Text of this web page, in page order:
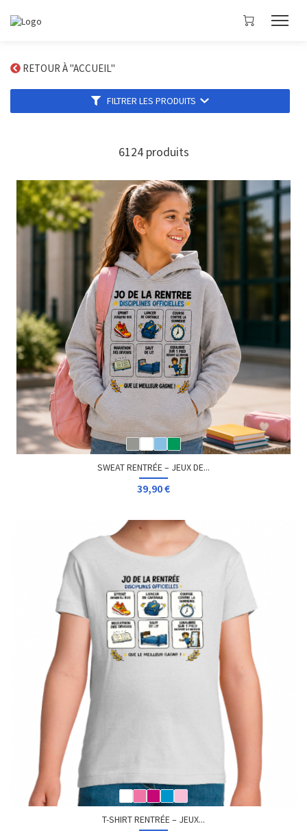
RETOUR À "ACCUEIL"
FILTRER LES PRODUITS
6124produits
SWEAT RENTRÉE – JEUX DE...
39,90 €
T-SHIRT RENTRÉE – JEUX...